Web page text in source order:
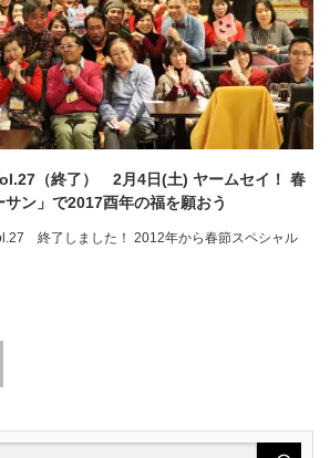
（終了） 2月4日(土) ヤームセイ！ 春
ン」で2017酉年の福を願おう
終了しました！ 2012年から春節スペシャル